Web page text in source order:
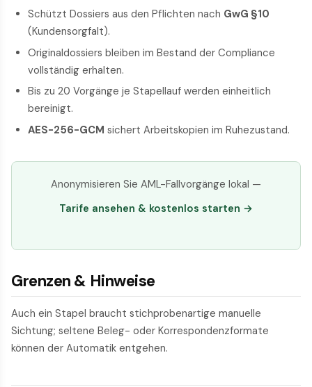
Schützt Dossiers aus den Pflichten nach GwG §10
(Kundensorgfalt).
Originaldossiers bleiben im Bestand der Compliance
vollständig erhalten.
Bis zu 20 Vorgänge je Stapellauf werden einheitlich
bereinigt.
AES-256-GCM sichert Arbeitskopien im Ruhezustand.
Anonymisieren Sie AML-Fallvorgänge lokal —
Tarife ansehen & kostenlos starten →
Grenzen & Hinweise
Auch ein Stapel braucht stichprobenartige manuelle
Sichtung; seltene Beleg- oder Korrespondenzformate
können der Automatik entgehen.